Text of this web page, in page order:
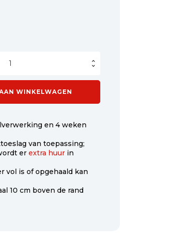
WINKELWAGEN
en 4 weken
van toepassing;
er extra huur in
vol is of opgehaald kan
10 cm boven de rand